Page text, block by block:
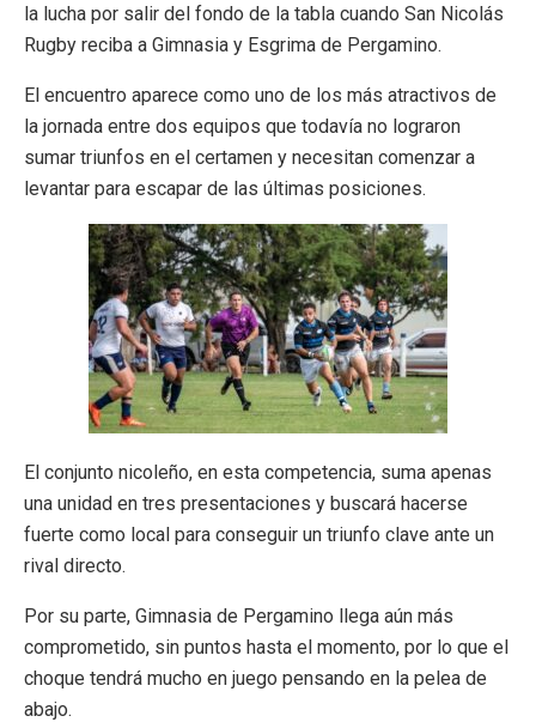
la lucha por salir del fondo de la tabla cuando San Nicolás
Rugby reciba a Gimnasia y Esgrima de Pergamino.
El encuentro aparece como uno de los más atractivos de
la jornada entre dos equipos que todavía no lograron
sumar triunfos en el certamen y necesitan comenzar a
levantar para escapar de las últimas posiciones.
El conjunto nicoleño, en esta competencia, suma apenas
una unidad en tres presentaciones y buscará hacerse
fuerte como local para conseguir un triunfo clave ante un
rival directo.
Por su parte, Gimnasia de Pergamino llega aún más
comprometido, sin puntos hasta el momento, por lo que el
choque tendrá mucho en juego pensando en la pelea de
abajo.